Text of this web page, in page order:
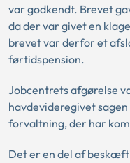
var godkendt. Brevet
da der var givet en
brevet var derfor et
førtidspension.
Jobcentrets afgørelse
havdevideregivet
forvaltning, der har
Det er en del af